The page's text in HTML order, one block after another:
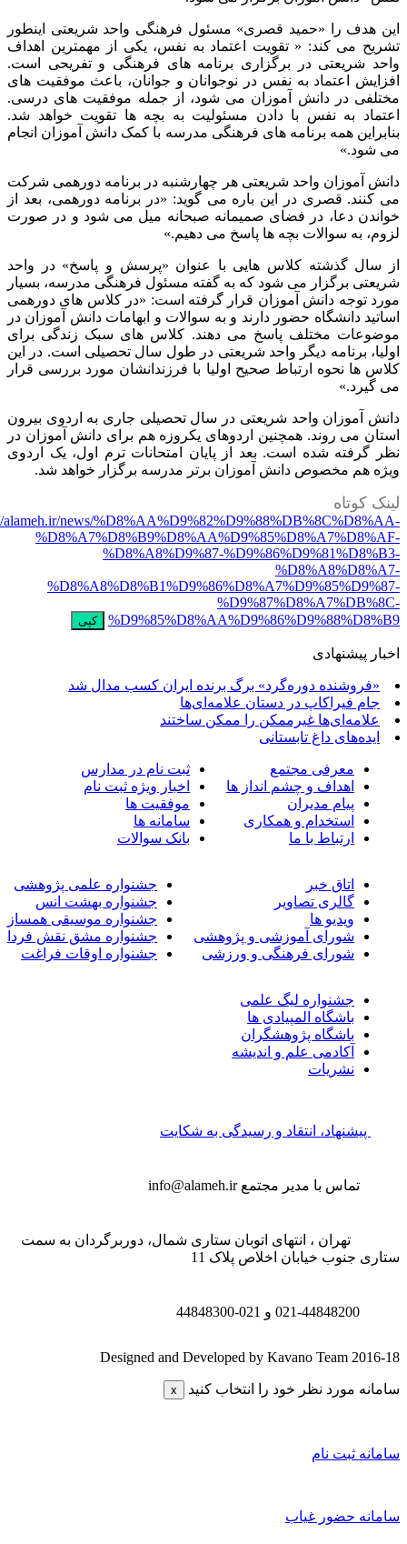
را «حمید قصری» مسئول فرهنگی واحد شریعتی اینطور
می کند: « تقویت اعتماد به نفس، یکی از مهمترین اهداف
شریعتی در برگزاری برنامه های فرهنگی و تفریحی است.
اعتماد به نفس در نوجوانان و جوانان، باعث موفقیت های
در دانش آموزان می شود، از جمله موفقیت های درسی.
به نفس با دادن مسئولیت به بچه ها تقویت خواهد شد.
همه برنامه های فرهنگی مدرسه با کمک دانش آموزان انجام
آموزان واحد شریعتی هر چهارشنبه در برنامه دورهمی شرکت
قصری در این باره می گوید: «در برنامه دورهمی، بعد از
دعا، در فضای صمیمانه صبحانه میل می شود و در صورت
به سوالات بچه ها پاسخ می دهیم.»
گذشته کلاس هایی با عنوان «پرسش و پاسخ» در واحد
برگزار می شود که به گفته مسئول فرهنگی مدرسه، بسیار
توجه دانش آموزان قرار گرفته است: «در کلاس های دورهمی
دانشگاه حضور دارند و به سوالات و ابهامات دانش آموزان در
مختلف پاسخ می دهند. کلاس های سبک زندگی برای
برنامه دیگر واحد شریعتی در طول سال تحصیلی است. در این
ها نحوه ارتباط صحیح اولیا با فرزندانشان مورد بررسی قرار
آموزان واحد شریعتی در سال تحصیلی جاری به اردوی بیرون
می روند. همچنین اردوهای یکروزه هم برای دانش آموزان در
شده است. بعد از پایان امتحانات ترم اول، یک اردوی
هم مخصوص دانش آموزان برتر مدرسه برگزار خواهد شد.
https://alameh.ir/news/
%D8%A8%D9%87-
کپی
پیشنهادی
دوره‌گرد» برگ برنده ایران کسب مدال شد
فیراکاپ در دستان علامه‌ای‌ها
غیرممکن را ممکن ساختند
داغ تابستانی
معرفی مجتمع
اهداف و چشم انداز ها
پیام مدیران
استخدام و همکاری
ارتباط با ما
ثبت نام در مدارس
اخبار ویژه ثبت نام
موفقیت ها
سامانه ها
بانک سوالات
اتاق خبر
گالری تصاویر
ویدیو ها
شورای آموزشی و پژوهشی
شورای فرهنگی و ورزشی
جشنواره علمی پژوهشی
جشنواره بهشت انس
جشنواره موسیقی همساز
جشنواره مشق نقش فردا
جشنواره اوقات فراغت
جشنواره لیگ علمی
باشگاه المپیادی ها
باشگاه پژوهشگران
آکادمی علم و اندیشه
نشریات
پیشنهاد، انتقاد و رسیدگی به شکایت
تماس با مدیر مجتمعinfo@alameh.ir
تهران ، انتهای اتوبان ستاری شمال، دوربرگردان به سمت
جنوب خیابان اخلاص پلاک 11
021-44848200 و 021-44848300
Designed and Developed by Kavano Team
مورد نظر خود را انتخاب کنید x
ثبت نام
حضور غیاب